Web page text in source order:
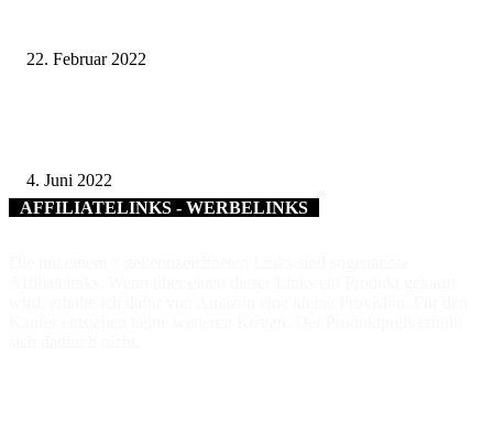
22. Februar 2022
4. Juni 2022
AFFILIATELINKS - WERBELINKS